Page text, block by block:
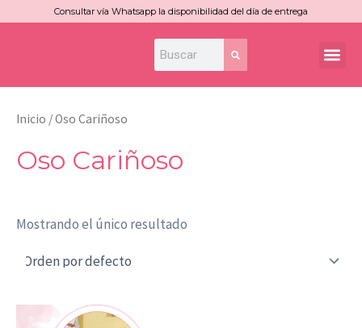
Consultar vía Whatsapp la disponibilidad del día de entrega
Search
Inicio / Oso Cariñoso
Oso Cariñoso
Mostrando el único resultado